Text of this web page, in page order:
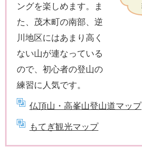
ングを楽しめます。ま
た、茂木町の南部、逆
川地区にはあまり高く
ない山が連なっている
ので、初心者の登山の
練習に人気です。
仏頂山・高峯山登山道マップ
もてぎ観光マップ